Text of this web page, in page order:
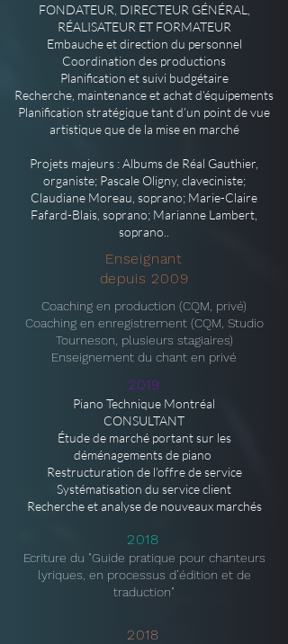
FONDATEUR, DIRECTEUR GÉNÉRAL,
RÉALISATEUR ET FORMATEUR
Embauche et direction du personnel
Coordination des productions
Planification et suivi budgétaire
Recherche, maintenance et achat d’équipements
Planification stratégique tant d’un point de vue
artistique que de la mise en marché
Projets majeurs : Albums de Réal Gauthier,
organiste; Pascale Oligny, claveciniste;
Claudiane Moreau, soprano; Marie-Claire
Fafard-Blais, soprano; Marianne Lambert,
soprano..
Enseignant
depuis 2009
Coaching en production (CQM, privé)
Coaching en enregistrement (CQM, Studio
Tourneson, plusieurs stagiaires)
Enseignement du chant en privé
2019
Piano Technique Montréal
CONSULTANT
Étude de marché portant sur les
déménagements de piano
Restructuration de l’offre de service
Systématisation du service client
Recherche et analyse de nouveaux marchés
2018
Ecriture du "Guide pratique pour chanteurs
lyriques, en processus d’édition et de
traduction"
2018